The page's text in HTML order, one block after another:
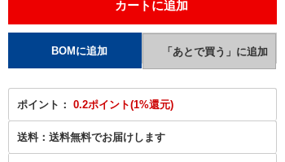
ポイント： 0.2ポイント(1%還元)
送料： 送料無料でお届けします